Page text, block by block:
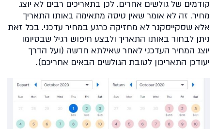
קודמים של גולשים אחרים. לכן בתאריכים רבים לא יוצג
מחיר. זה לא אומר שאין טיסה מתאימה באותו התאריך
אלא שסקייסקנר לא מחזיקה כרגע במחיר עדכני. בכל זאת
ניתן לבחור באותו התאריך ולבצע חיפוש רגיל שבסיומו
יוצג המחיר העדכני לאחר שאילתא חדשה (ועל הדרך
יעודכן התאריכון לטובת הגולשים הבאים אחריכם).